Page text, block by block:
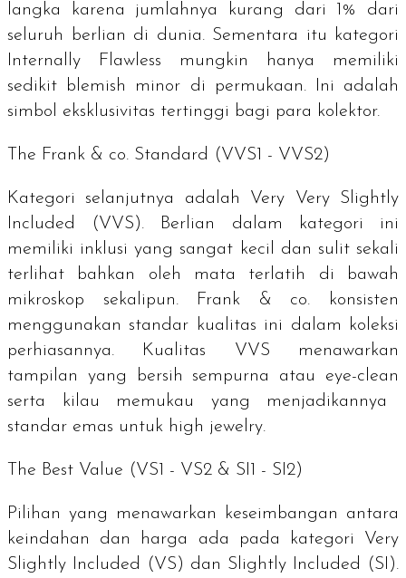
langka karena jumlahnya kurang dari 1% dari
seluruh berlian di dunia. Sementara itu kategori
Internally Flawless mungkin hanya memiliki
sedikit
blemish
minor di permukaan. Ini adalah
simbol eksklusivitas tertinggi bagi para kolektor.
The Frank & co. Standard (VVS1 - VVS2)
Kategori selanjutnya adalah Very Very Slightly
Included
(VVS). Berlian dalam kategori ini
memiliki inklusi yang sangat kecil dan sulit sekali
terlihat bahkan oleh mata terlatih di bawah
mikroskop sekalipun. Frank & co. konsisten
menggunakan standar kualitas ini dalam koleksi
perhiasannya. Kualitas VVS menawarkan
tampilan yang bersih sempurna atau eye-clean
serta kilau memukau yang menjadikannya
standar emas untuk high jewelry.
The Best Value (VS1 - VS2 & SI1 - SI2)
Pilihan yang menawarkan keseimbangan antara
keindahan dan harga ada pada kategori Very
Slightly Included
(VS) dan Slightly Included
(SI).